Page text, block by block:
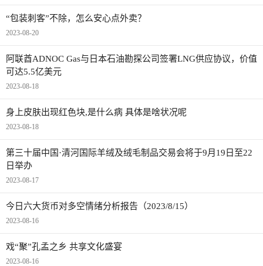
“包装刺客”不除，怎么安心点外卖？
2023-08-20
阿联酋ADNOC Gas与日本石油勘探公司签署LNG供应协议，价值
可达5.5亿美元
2023-08-18
身上皮肤出现红色块,是什么病 具体是啥状况呢
2023-08-18
第三十届中国·清河国际羊绒及绒毛制品交易会将于9月19日至22
日举办
2023-08-17
今日六大货币对多空情绪分析报告（2023/8/15）
2023-08-16
戏“聚”孔孟之乡 共享文化盛宴
2023-08-16